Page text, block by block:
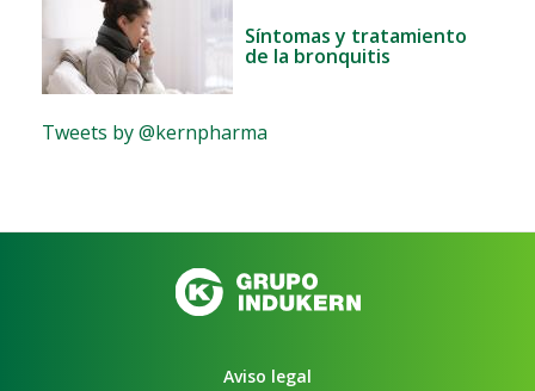
Síntomas y tratamiento
de la bronquitis
Tweets by @kernpharma
Aviso legal